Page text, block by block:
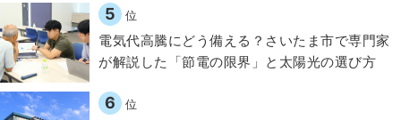
5 位
電気代高騰にどう備える？さいたま市で専門家
が解説した「節電の限界」と太陽光の選び方
6 位